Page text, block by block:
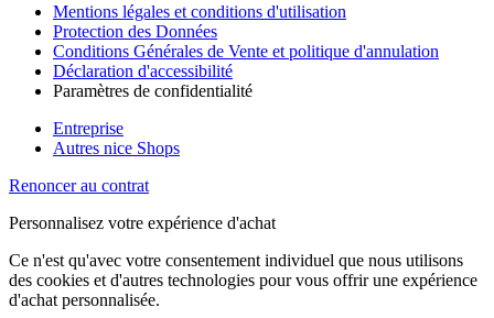
Mentions légales et conditions d'utilisation
Protection des Données
Conditions Générales de Vente et politique d'annulation
Déclaration d'accessibilité
Paramètres de confidentialité
Entreprise
Autres nice Shops
Renoncer au contrat
Personnalisez votre expérience d'achat
Ce n'est qu'avec votre consentement individuel que nous utilisons
des cookies et d'autres technologies pour vous offrir une expérience
d'achat personnalisée.